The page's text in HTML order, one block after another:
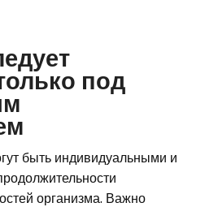
под
быть индивидуальными и
организма. Важно